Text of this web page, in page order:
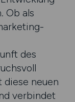
Ob als
des
diese neuen
verbindet